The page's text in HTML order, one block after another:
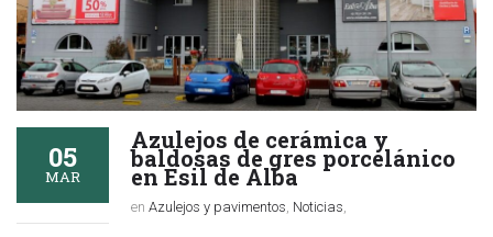
05
MAR
Azulejos de cerámica y
baldosas de gres porcelánico
en Esil de Alba
en Azulejos y pavimentos Noticias